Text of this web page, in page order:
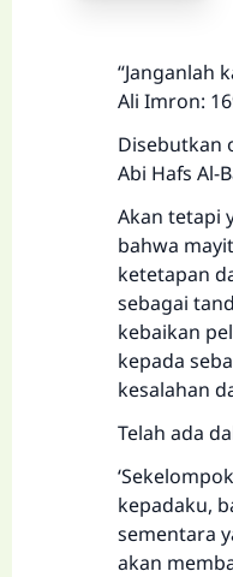
“Janganlah
Ali Imron:
Disebutkan
Abi Hafs Al-
Akan tetapi
bahwa
ketetapan
sebagai
kebaikan
kepada
kesalahan
Telah ada
kepadaku,
sementara
akan